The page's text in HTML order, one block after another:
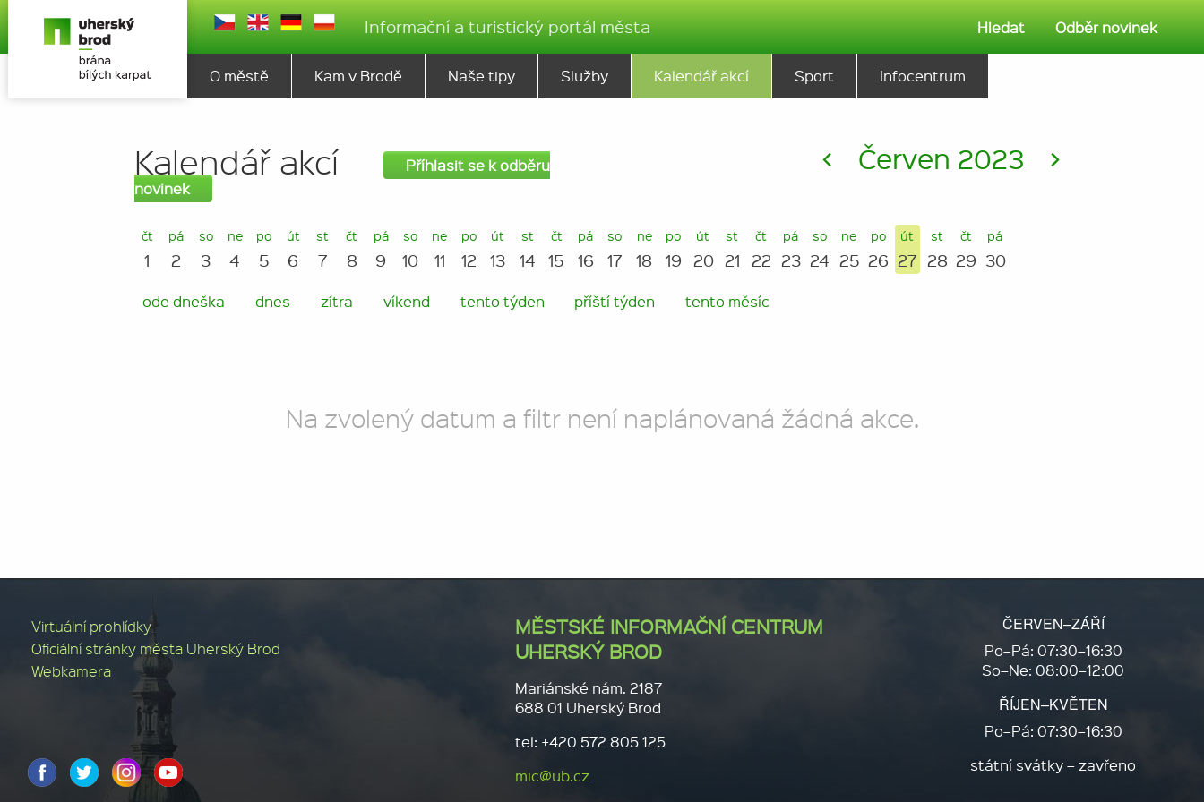
Informační a turistický portál města Hledat Odběr novinek
O městě Kam v Brodě Naše tipy Služby Kalendář akcí Sport Infocentrum
Kalendář akcí
Příhlasit se k odběru
novinek
< Červen 2023 >
čt
1
pá
2
so
3
ne
4
po
5
út
6
st
7
čt
8
pá
9
so
10
ne
11
po
12
út
13
st
14
čt
15
pá
16
so
17
ne
18
po
19
út
20
st
21
čt
22
pá
23
so
24
ne
25
po
26
út
27
st
28
čt
29
pá
30
ode dneška dnes zítra víkend tento týden příští týden tento měsíc
Na zvolený datum a filtr není naplánovaná žádná akce.
Virtuální prohlídky
Oficiální stránky města Uherský Brod
Webkamera
MĚSTSKÉ INFORMAČNÍ CENTRUM
UHERSKÝ BROD
Mariánské nám. 2187
688 01 Uherský Brod
tel: +420 572 805 125
mic@ub.cz
ČERVEN–ZÁŘÍ
Po–Pá: 07:30–16:30
So–Ne: 08:00–12:00
ŘÍJEN–KVĚTEN
Po–Pá: 07:30–16:30
státní svátky – zavřeno